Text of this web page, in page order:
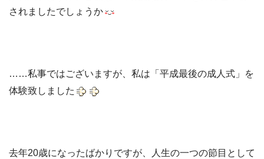
されましたでしょうか
……私事ではございますが、私は「平成最後の成人式」を
体験致しました
去年20歳になったばかりですが、人生の一つの節目として